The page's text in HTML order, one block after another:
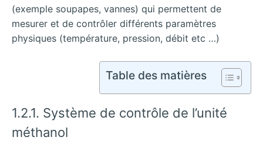
(exemple soupapes, vannes) qui permettent de
mesurer et de contrôler différents paramètres
physiques (température, pression, débit etc …)
Table des matières
1.2.1. Système de contrôle de l’unité
méthanol